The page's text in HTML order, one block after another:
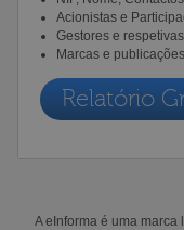
Acionistas e
Gestores e
Marcas e
Relatório
A eInforma é uma marca